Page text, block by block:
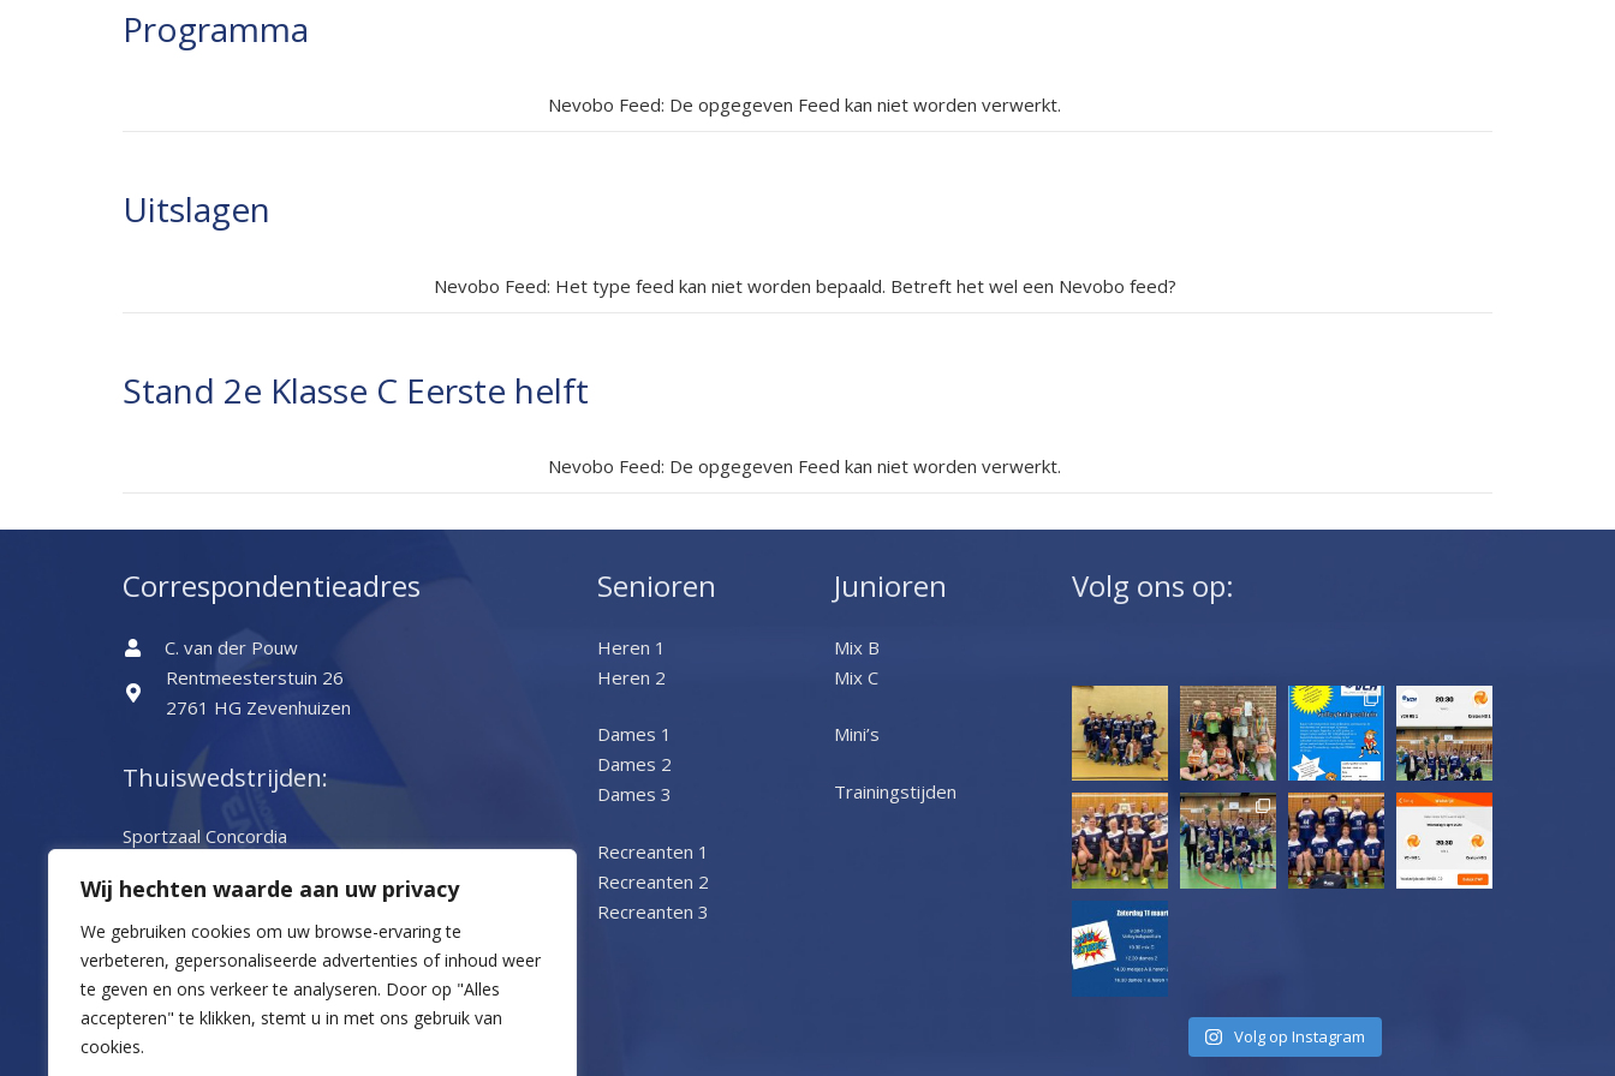
Wij hechten waarde aan uw privacy
We gebruiken cookies om uw browse-ervaring te
verbeteren, gepersonaliseerde advertenties of inhoud weer
te geven en ons verkeer te analyseren. Door op "Alles
accepteren" te klikken, stemt u in met ons gebruik van
cookies.
Programma
Nevobo Feed: De opgegeven Feed kan niet worden verwerkt.
Uitslagen
Nevobo Feed: Het type feed kan niet worden bepaald. Betreft het wel een Nevobo feed?
Stand 2e Klasse C Eerste helft
Nevobo Feed: De opgegeven Feed kan niet worden verwerkt.
Correspondentieadres
C. van der Pouw
Rentmeesterstuin 26
2761 HG Zevenhuizen
Thuiswedstrijden:
Sportzaal Concordia
2851 VV Haastrecht
0182-502202
Senioren
Heren 1
Heren 2
Dames 1
Dames 2
Dames 3
Recreanten 1
Recreanten 2
Recreanten 3
Junioren
Mix B
Mix C
Mini’s
Trainingstijden
Volg ons op:
Volg op Instagram